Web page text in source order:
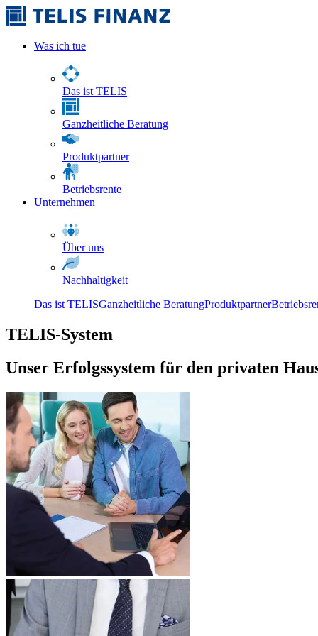
Was ich tue
Das ist TELIS
Ganzheitliche Beratung
Produktpartner
Betriebsrente
Unternehmen
Über uns
Nachhaltigkeit
Das ist TELISGanzheitliche BeratungProduktpartner
TELIS-System
Unser Erfolgssystem für den privaten